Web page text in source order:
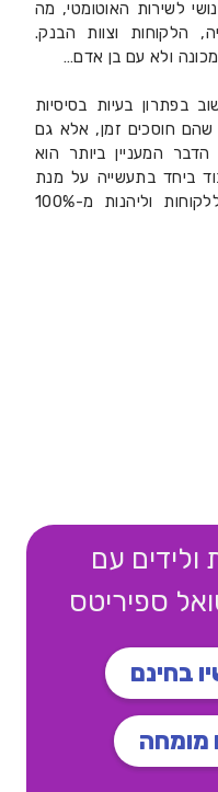
לשירות האוטומטי, מה
הלקוחות וצוות הבנק.
ולא עם בן אדם…
בפתרון בעיות בסיסיות
חוסכים זמן, אלא גם
המעניין ביותר הוא
ביחד בתעשייה על מנת
לספק את השירות הטוב ביותר ללקוחות וליהנות מ-100%
ולידים עם
ספיריטס
בחינם
מומחה